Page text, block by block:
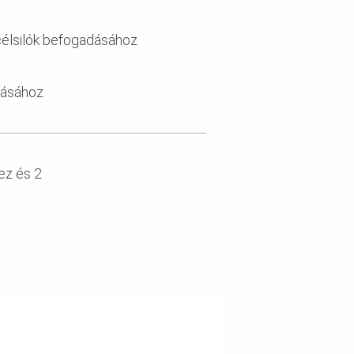
befogadásához
és 2